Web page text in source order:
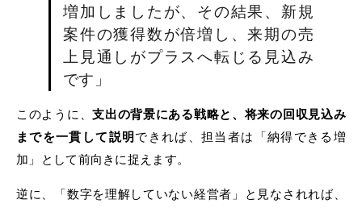
増加しましたが、その結果、新規
案件の獲得数が倍増し、来期の売
上見通しがプラスへ転じる見込み
です」
このように、支出の背景にある戦略と、将来の回収見込み
までを一貫して説明 できれば、担当者は「納得できる増
加」として前向きに捉えます。
逆に、「数字を理解していない経営者」と見なされれば、